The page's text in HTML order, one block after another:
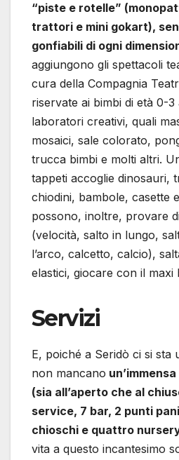
“piste e rotelle”
trattori e mini gokart),
gonfiabili di ogni
aggiungono gli spettacoli
cura della Compagnia
riservate ai bimbi di età 0-3
laboratori creativi, quali
mosaici, sale colorato,
trucca bimbi e molti altri.
tappeti accoglie dinosauri,
chiodini, bambole, casette
possono, inoltre, provare
(velocità, salto in lungo,
l’arco, calcetto, calcio),
elastici, giocare con il maxi
Servizi
E, poiché a Seridò ci si sta
non mancano
(sia all’aperto che al
service, 7 bar, 2 punti
chioschi e quattro
vita a questo incantesimo